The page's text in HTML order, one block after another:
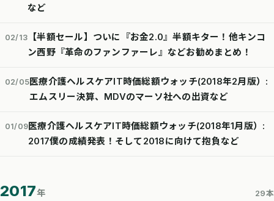
など
02/13
【半額セール】ついに『お金2.0』半額キター！他キンコ
ン西野『革命のファンファーレ』などお勧めまとめ！
02/05医療介護ヘルスケアIT時価総額ウォッチ(2018年2月版）:
エムスリー決算、MDVのマーソ社への出資など
01/09医療介護ヘルスケアIT時価総額ウォッチ(2018年1月版）:
2017僕の成績発表！そして2018に向けて抱負など
2017年 29本